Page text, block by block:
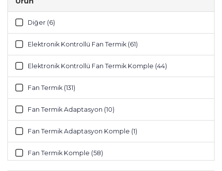
Diğer (6)
Elektronik Kontrollü Fan Termik (61)
Elektronik Kontrollü Fan Termik Komple (44)
Fan Termik (131)
Fan Termik Adaptasyon (10)
Fan Termik Adaptasyon Komple (1)
Fan Termik Komple (58)